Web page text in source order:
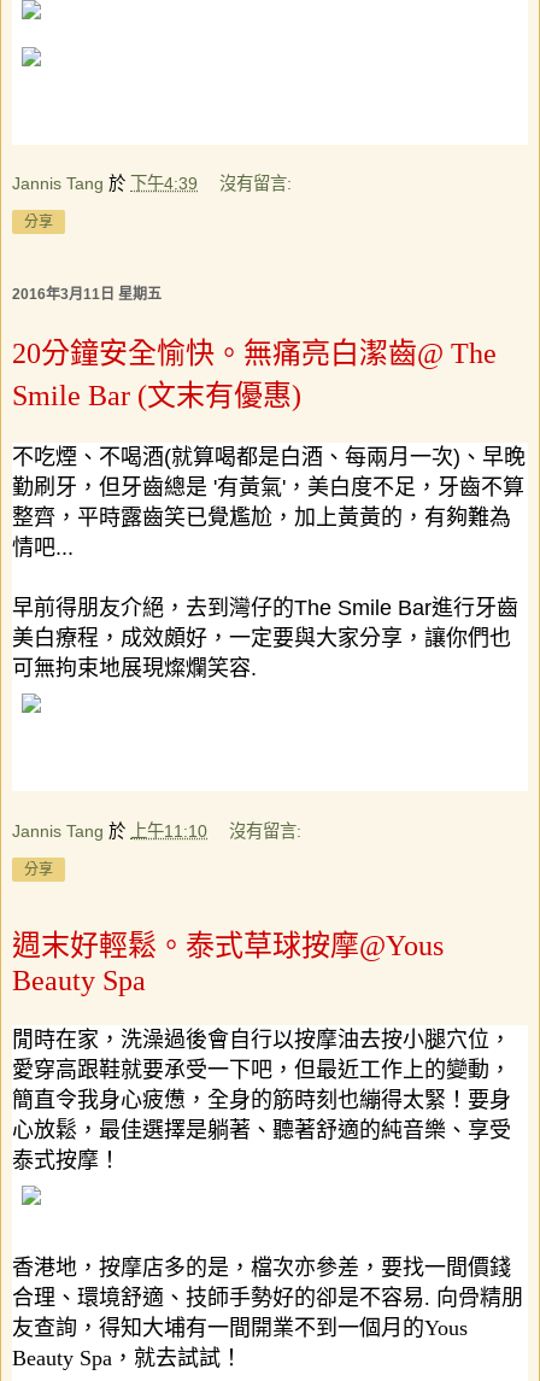
Jannis Tang 於 下午4:39 沒有留言:
分享
2016年3月11日 星期五
20分鐘安全愉快。無痛亮白潔齒@ The
Smile Bar (文末有優惠)
不吃煙、不喝酒(就算喝都是白酒、每兩月一次) 、早晚
勤刷牙，但牙齒總是 '有黃氣' ，美白度不足，牙齒不算
整齊，平時露齒笑已覺尷尬，加上黃黃的，有夠難為
情吧...
早前得朋友介絕，去到灣仔的The Smile Bar進行牙齒
美白療程，成效頗好，一定要與大家分享，讓你們也
可無拘束地展現燦爛笑容.
Jannis Tang 於 上午11:10 沒有留言:
分享
週末好輕鬆。泰式草球按摩@Yous
Beauty Spa
閒時在家，洗澡過後會自行以按摩油去按小腿穴位，
愛穿高跟鞋就要承受一下吧，但最近工作上的變動，
簡直令我身心疲憊，全身的筋時刻也繃得太緊！要身
心放鬆，最佳選擇是躺著、聽著舒適的純音樂、享受
泰式按摩！
香港地，按摩店多的是，檔次亦參差，要找一間價錢
合理、環境舒適、技師手勢好的卻是不容易. 向骨精朋
友查詢，得知大埔有一間開業不到一個月的Yous
Beauty Spa ，就去試試！